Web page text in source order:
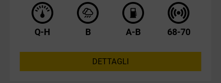
Q-H B A-B 68-70
DETTAGLI